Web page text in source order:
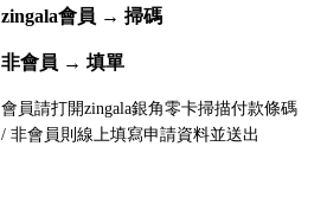
zingala會員 → 掃碼
非會員 → 填單
會員請打開zingala銀角零卡掃描付款條碼
/ 非會員則線上填寫申請資料並送出